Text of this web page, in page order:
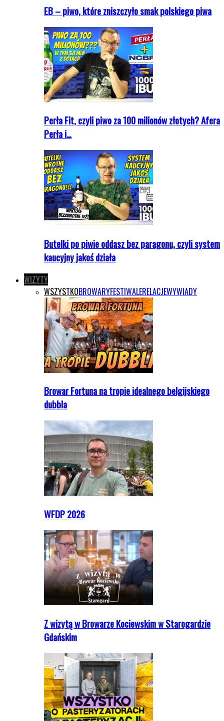
EB – piwo, które zniszczyło smak polskiego piwa
Perła Fit, czyli piwo za 100 milionów złotych? Afera
Perła i…
Butelki po piwie oddasz bez paragonu, czyli system
kaucyjny jakoś działa
WIZYTY
WSZYSTKOBROWARYFESTIWALERELACJEWYWIADY
Browar Fortuna na tropie idealnego belgijskiego
dubbla
WFDP 2026
Z wizytą w Browarze Kociewskim w Starogardzie
Gdańskim